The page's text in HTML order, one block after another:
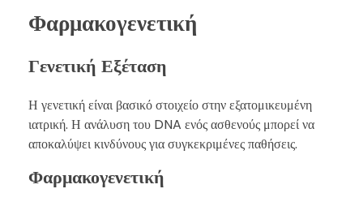
Φαρμακογενετική
Γενετική Εξέταση
Η γενετική είναι βασικό στοιχείο στην εξατομικευμένη
ιατρική. Η ανάλυση του DNA ενός ασθενούς μπορεί να
αποκαλύψει κινδύνους για συγκεκριμένες παθήσεις.
Φαρμακογενετική